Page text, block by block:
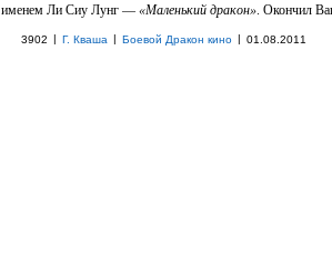
именем Ли Сиу Лунг — «Маленький дракон». Oкончил
3902 | Г. Кваша | Боевой Дракон кино | 01.08.2011